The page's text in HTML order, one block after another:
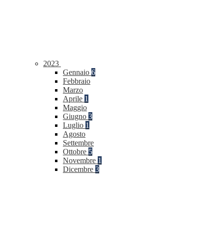
2023
Gennaio 6
Febbraio
Marzo
Aprile 1
Maggio
Giugno 3
Luglio 1
Agosto
Settembre
Ottobre 5
Novembre 1
Dicembre 3